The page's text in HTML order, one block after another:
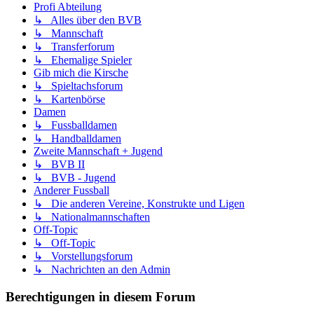
Profi Abteilung
↳ Alles über den BVB
↳ Mannschaft
↳ Transferforum
↳ Ehemalige Spieler
Gib mich die Kirsche
↳ Spieltachsforum
↳ Kartenbörse
Damen
↳ Fussballdamen
↳ Handballdamen
Zweite Mannschaft + Jugend
↳ BVB II
↳ BVB - Jugend
Anderer Fussball
↳ Die anderen Vereine, Konstrukte und Ligen
↳ Nationalmannschaften
Off-Topic
↳ Off-Topic
↳ Vorstellungsforum
↳ Nachrichten an den Admin
Berechtigungen in diesem Forum